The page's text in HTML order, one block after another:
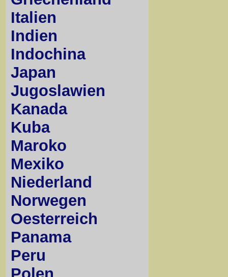
Italien
Indien
Indochina
Japan
Jugoslawien
Kanada
Kuba
Maroko
Mexiko
Niederland
Norwegen
Oesterreich
Panama
Peru